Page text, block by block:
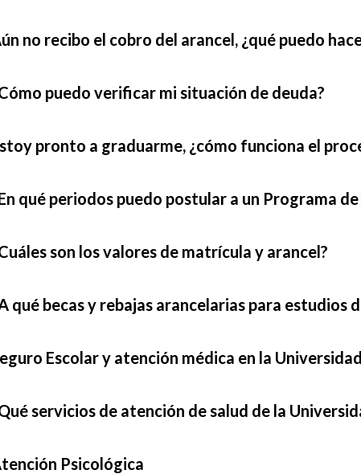
no recibo el cobro del arancel, ¿qué puedo
puedo verificar mi situación de deuda?
pronto a graduarme, ¿cómo funciona el
qué periodos puedo postular a un Programa
son los valores de matrícula y arancel?
qué becas y rebajas arancelarias para
Escolar y atención médica en la Universidad
servicios de atención de salud de la
Psicológica